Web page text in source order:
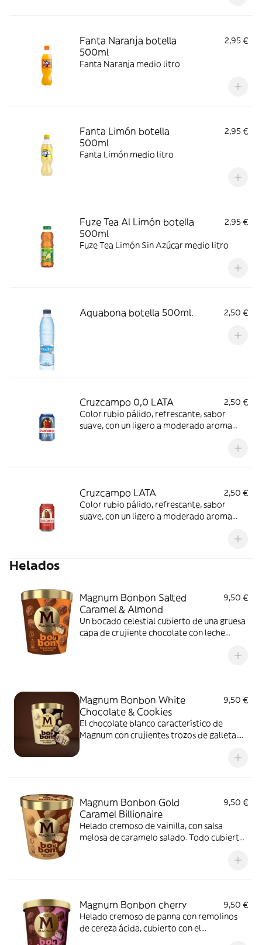
Fanta Naranja botella
500ml
2,95 €
Fanta Naranja medio litro
Fanta Limón botella
500ml
2,95 €
Fanta Limón medio litro
Fuze Tea Al Limón botella
500ml
2,95 €
Fuze Tea Limón Sin Azúcar medio litro
Aquabona botella 500ml. 2,50 €
Cruzcampo 0,0 LATA
2,50 €
Color rubio pálido, refrescante, sabor
suave, con un ligero a moderado aroma
Cruzcampo LATA
2,50 €
Color rubio pálido, refrescante, sabor
suave, con un ligero a moderado aroma
Helados
Magnum Bonbon Salted
Caramel & Almond
9,50 €
Un bocado celestial cubierto de una gruesa
capa de crujiente chocolate con leche
tostadas. Descubre el cremoso helado de
Magnum Bonbon White
Chocolate & Cookies
9,50 €
El chocolate blanco característico de
Magnum con crujientes trozos de galleta.
Magnum Bonbon Gold
Caramel Billionaire
9,50 €
Helado cremoso de vainilla, con salsa
melosa de caramelo salado. Todo cubierto
Magnum Bonbon cherry
9,50 €
Helado cremoso de panna con remolinos
de cereza ácida, cubierto con el